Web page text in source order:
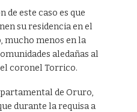
de este caso es que
su residencia en el
mucho menos en la
aledañas al
coronel Torrico.
de Oruro,
durante la requisa a